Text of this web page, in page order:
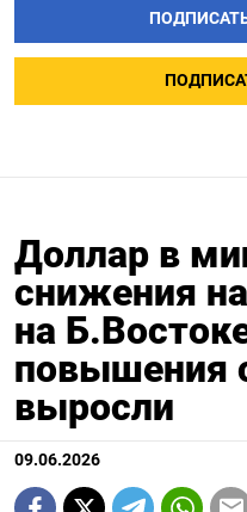
Доллар в
снижения
на
повышения
выросли
09.06.2026